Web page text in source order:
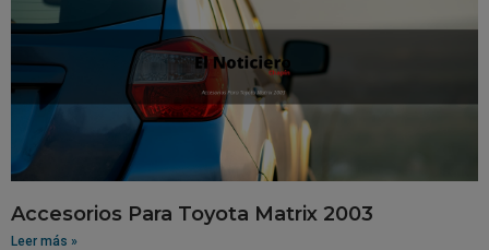
Accesorios Para Toyota Matrix 2003
Leer más »